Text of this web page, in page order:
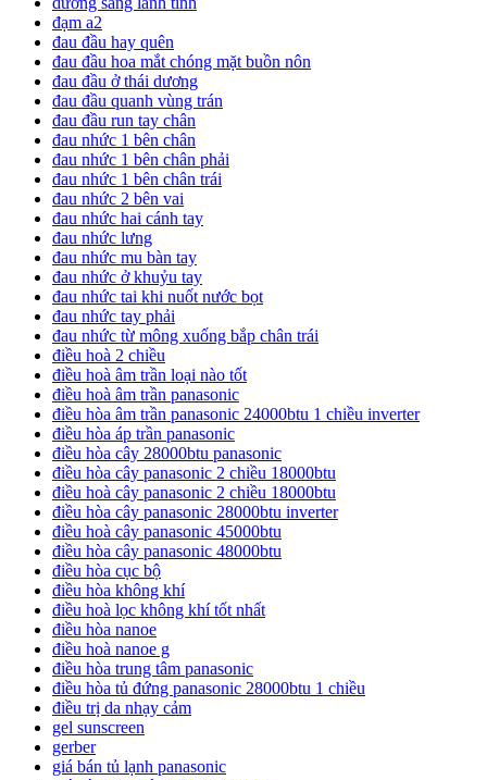
đạm a2
đau đầu hay quên
đau đầu hoa mắt chóng mặt buồn nôn
đau đầu ở thái dương
đau đầu quanh vùng trán
đau đầu run tay chân
đau nhức 1 bên chân
đau nhức 1 bên chân phải
đau nhức 1 bên chân trái
đau nhức 2 bên vai
đau nhức hai cánh tay
đau nhức lưng
đau nhức mu bàn tay
đau nhức ở khuỷu tay
đau nhức tai khi nuốt nước bọt
đau nhức tay phải
đau nhức từ mông xuống bắp chân trái
điều hoà 2 chiều
điều hoà âm trần loại nào tốt
điều hoà âm trần panasonic
điều hòa âm trần panasonic 24000btu 1 chiều inverter
điều hòa áp trần panasonic
điều hòa cây 28000btu panasonic
điều hòa cây panasonic 2 chiều 18000btu
điều hoà cây panasonic 2 chiều 18000btu
điều hòa cây panasonic 28000btu inverter
điều hoà cây panasonic 45000btu
điều hòa cây panasonic 48000btu
điều hòa cục bộ
điều hòa không khí
điều hoà lọc không khí tốt nhất
điều hòa nanoe
điều hoà nanoe g
điều hòa trung tâm panasonic
điều hòa tủ đứng panasonic 28000btu 1 chiều
điều trị da nhạy cảm
gel sunscreen
gerber
giá bán tủ lạnh panasonic